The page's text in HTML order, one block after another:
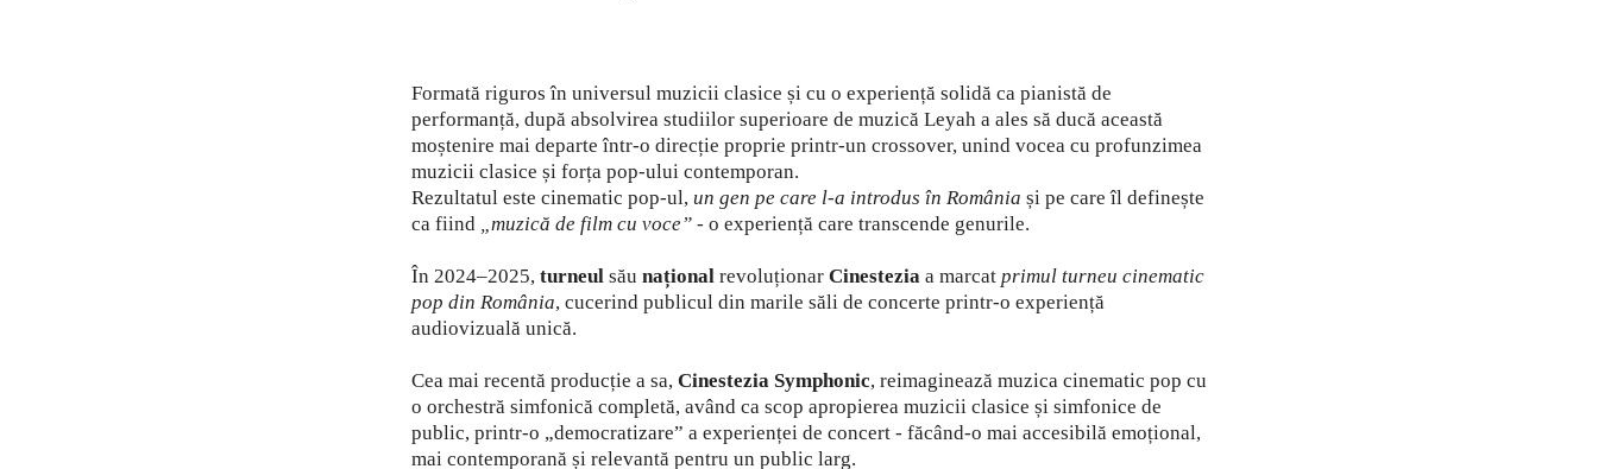
Formată riguros în universul muzicii clasice și cu o experiență solidă ca pianistă de
performanță, după absolvirea studiilor superioare de muzică Leyah a ales să ducă această
moștenire mai departe într-o direcție proprie printr-un crossover, unind vocea cu profunzimea
muzicii clasice și forța pop-ului contemporan.
Rezultatul este cinematic pop-ul, un gen pe care l-a introdus în România și pe care îl definește
ca fiind „muzică de film cu voce” - o experiență care transcende genurile.
În 2024–2025, turneul său național revoluționar Cinestezia a marcat primul turneu cinematic
pop din România, cucerind publicul din marile săli de concerte printr-o experiență
audiovizuală unică.
Cea mai recentă producție a sa, Cinestezia Symphonic, reimaginează muzica cinematic pop cu
o orchestră simfonică completă, având ca scop apropierea muzicii clasice și simfonice de
public, printr-o „democratizare” a experienței de concert - făcând-o mai accesibilă emoțional,
mai contemporană și relevantă pentru un public larg.